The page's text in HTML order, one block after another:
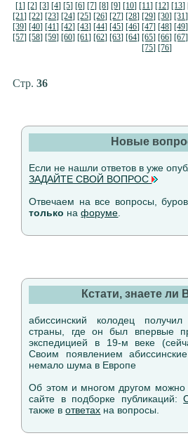
[1] [2] [3] [4] [5] [6] [7] [8] [9] [10] [11] [12] [13]
[21] [22] [23] [24] [25] [26] [27] [28] [29] [30] [31]
[39] [40] [41] [42] [43] [44] [45] [46] [47] [48] [49]
[57] [58] [59] [60] [61] [62] [63] [64] [65] [66] [67]
[75] [76]
Стр. 36
Новые
Если не нашли ответов в уже
ЗАДАЙТЕ СВОЙ ВОПРОС
Отвечаем на все вопросы,
только нафоруме
Кстати, знаете ли
абиссинский колодец
страны, где он был впервые
экспедицией в 19-м веке
Своим появлением
немало шума в Европе
Об этом и многом другом можно
сайте в подборке публикаций:
также вответах на вопросы.